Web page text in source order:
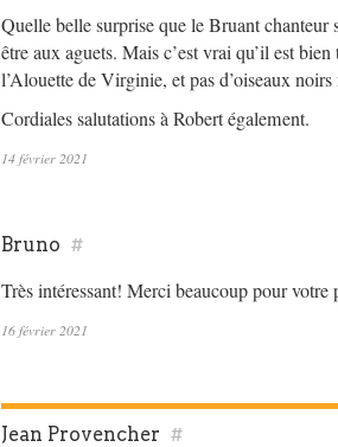
Quelle belle surprise que le Bruant chanteur
être aux aguets. Mais c’est vrai qu’il est
l’Alouette de Virginie, et pas d’oiseaux
Cordiales salutations à Robert également.
14 février 2021
Bruno #
Très intéressant! Merci beaucoup pour
16 février 2021
Jean Provencher #